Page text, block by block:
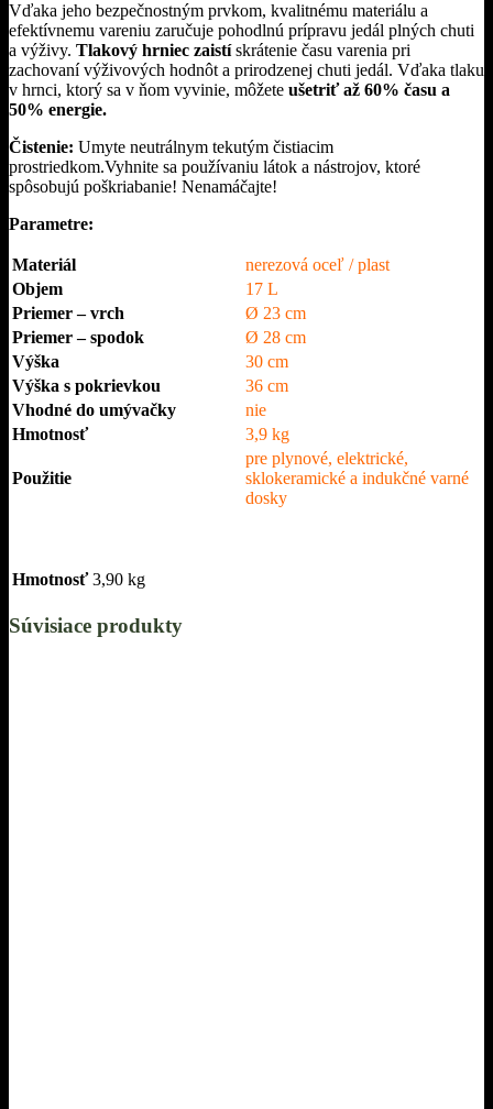
Vďaka jeho bezpečnostným prvkom, kvalitnému materiálu a
efektívnemu vareniu zaručuje pohodlnú prípravu jedál plných chuti
a výživy. Tlakový hrniec zaistískrátenie času varenia pri
zachovaní výživových hodnôt a prirodzenej chuti jedál. Vďaka tlaku
v hrnci, ktorý sa v ňom vyvinie, môžete ušetriť až 60% času a
50% energie.
Čistenie: Umyte neutrálnym tekutým čistiacim
prostriedkom.Vyhnite sa používaniu látok a nástrojov, ktoré
spôsobujú poškriabanie! Nenamáčajte!
Parametre:
Materiál
nerezová oceľ / plast
Objem
17 L
Priemer – vrch
Ø 23 cm
Priemer – spodok
Ø 28 cm
Výška
30 cm
Výška s pokrievkou
36 cm
Vhodné do umývačky
nie
Hmotnosť
3,9 kg
Použitie
pre plynové, elektrické,
sklokeramické a indukčné varné
dosky
Hmotnosť 3,90 kg
Súvisiace produkty